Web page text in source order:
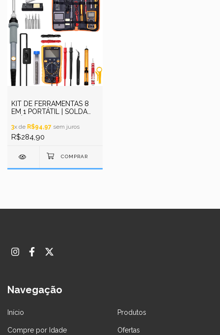
KIT DE FERRAMENTAS 8
EM 1 PORTÁTIL | SOLDA
AJUSTÁVEL, 220V/110V,
60W
3x de R$94,97 sem juros
R$284,90
Navegação
Início Produtos
Compre por Idade Ofertas